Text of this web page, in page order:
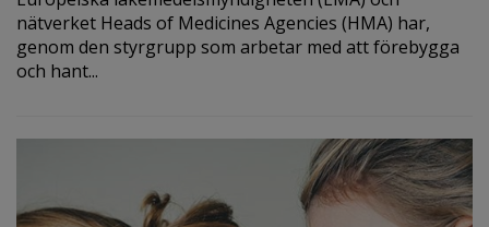
nätverket Heads of Medicines Agencies (HMA) har,
genom den styrgrupp som arbetar med att förebygga
och hant...